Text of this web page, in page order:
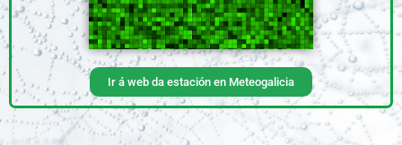
Ir á web da estación en Meteogalicia